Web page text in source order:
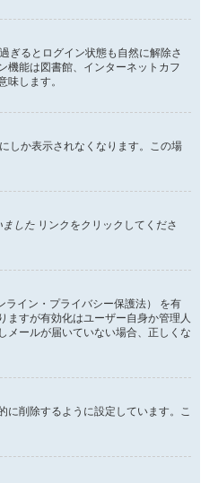
ぎるとログイン状態も自然に解除さ
機能は図書館、インターネットカフ
します。
しか表示されなくなります。この場
ました リンクをクリックしてくださ
ライン・プライバシー保護法） を有
ますが有効化はユーザー自身か管理人
メールが届いていない場合、正しくな
に削除するように設定しています。こ